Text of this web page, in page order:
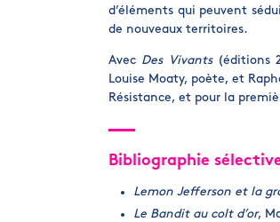
d’éléments qui peuvent
de nouveaux territoires.
Avec Des Vivants(éditions
Louise Moaty, poète, et
Résistance, et pour la
Bibliographie
Lemon Jefferson et la
Le Bandit au colt d’or,